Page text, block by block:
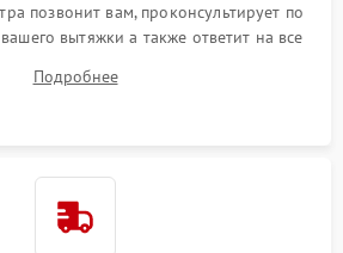
позвонит вам, проконсультирует по
вытяжки а также ответит на все
Подробнее